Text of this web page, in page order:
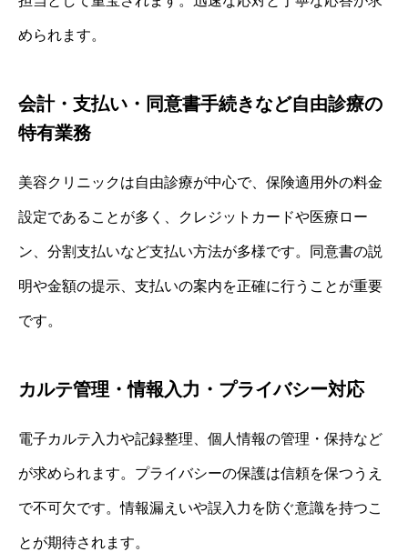
められます。
会計・支払い・同意書手続きなど自由診療の
特有業務
美容クリニックは自由診療が中心で、保険適用外の料金
設定であることが多く、クレジットカードや医療ロー
ン、分割支払いなど支払い方法が多様です。同意書の説
明や金額の提示、支払いの案内を正確に行うことが重要
です。
カルテ管理・情報入力・プライバシー対応
電子カルテ入力や記録整理、個人情報の管理・保持など
が求められます。プライバシーの保護は信頼を保つうえ
で不可欠です。情報漏えいや誤入力を防ぐ意識を持つこ
とが期待されます。